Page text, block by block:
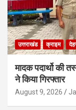
उत्तराखंड क्राइम
मादक पदार्थो की
ने किया गिरफ्तार
August 9, 2026